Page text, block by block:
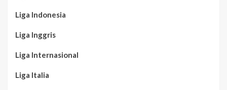
Liga Indonesia
Liga Inggris
Liga Internasional
Liga Italia